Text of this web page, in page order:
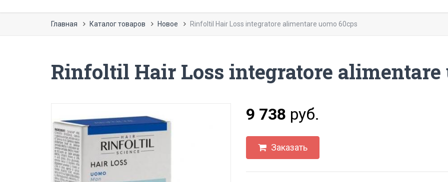
Главная Каталог товаров Новое Rinfoltil Hair Loss integratore alimentare uomo 60cps
Rinfoltil Hair Loss integratore alimentare
9 738 руб.
Заказать